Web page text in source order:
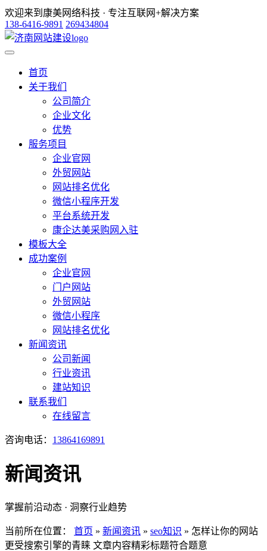
欢迎来到康美网络科技 · 专注互联网+解决方案
138-6416-9891 269434804
首页
关于我们
公司简介
企业文化
优势
服务项目
企业官网
外贸网站
网站排名优化
微信小程序开发
平台系统开发
康企达美采购网入驻
模板大全
成功案例
企业官网
门户网站
外贸网站
微信小程序
网站排名优化
新闻资讯
公司新闻
行业资讯
建站知识
联系我们
在线留言
咨询电话： 13864169891
新闻资讯
掌握前沿动态 · 洞察行业趋势
当前所在位置： 首页 » 新闻资讯 » seo知识 » 怎样让你的网站
更受搜索引擎的青睐 文章内容精彩标题符合题意